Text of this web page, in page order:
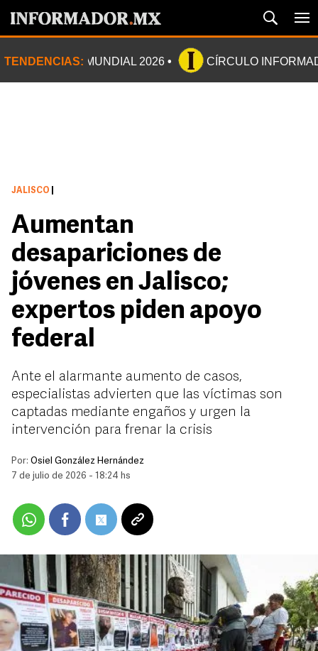
TENDENCIAS: MUNDIAL 2026 CÍRCULO
JALISCO
Aumentan
desapariciones de
jóvenes en Jalisco;
expertos piden apoyo
federal
Ante el alarmante aumento de casos,
especialistas advierten que las víctimas son
captadas mediante engaños y urgen la
intervención para frenar la crisis
Por: Osiel González Hernández
7 de julio de 2026 - 18:24 hs